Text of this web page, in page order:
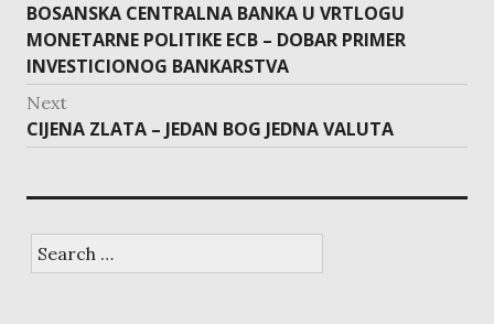
Previous
post:
BOSANSKA CENTRALNA BANKA U VRTLOGU
MONETARNE POLITIKE ECB – DOBAR PRIMER
INVESTICIONOG BANKARSTVA
Next
Next
post:
CIJENA ZLATA – JEDAN BOG JEDNA VALUTA
for: